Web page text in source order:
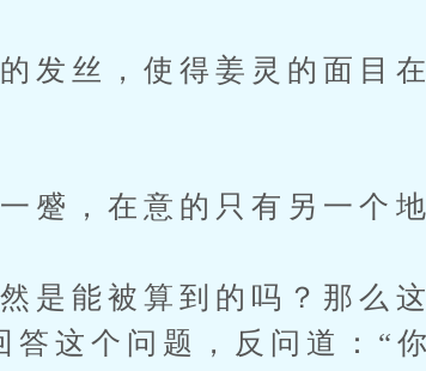
丝，使得姜灵的面目
，在意的只有另一个
能被算到的吗？那么
答这个问题，反问道：“